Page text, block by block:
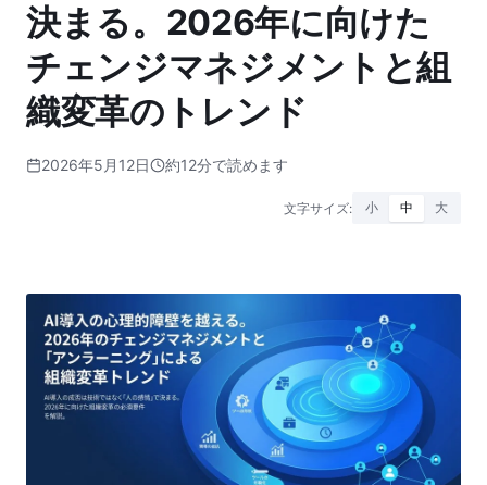
決まる。2026年に向けた
チェンジマネジメントと組
織変革のトレンド
2026年5月12日 約12分で読めます
文字サイズ: 小 中 大